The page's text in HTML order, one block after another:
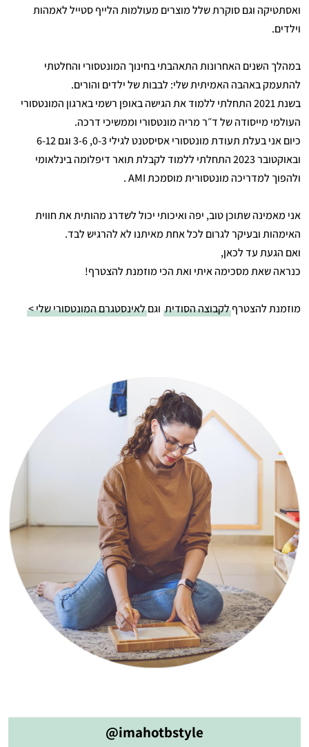
ואסתטיקה וגם סוקרת שלל מוצרים מעולמות הלייף סטייל לאמהות
וילדים.
במהלך השנים האחרונות התאהבתי בחינוך המונטסורי והחלטתי
להתעמק באהבה האמיתית שלי: לבבות של ילדים והורים.
בשנת 2021 התחלתי ללמוד את הגישה באופן רשמי בארגון המונטסורי
העולמי מייסודה של ד״ר מריה מונטסורי וממשיכי דרכה.
כיום אני בעלת תעודת מונטסורי אסיסטנט לגילי 0-3, 3-6 וגם 6-12
ובאוקטובר 2023 התחלתי ללמוד לקבלת תואר דיפלומה בינלאומי
ולהפוך למדריכה מונטסורית מוסמכת AMI .
אני מאמינה שתוכן טוב, יפה ואיכותי יכול לשדרג מהותית את חווית
האימהות ובעיקר לגרום לכל אחת מאיתנו לא להרגיש לבד.
ואם הגעת עד לכאן,
כנראה שאת מסכימה איתי ואת הכי מוזמנת להצטרף!
מוזמנת להצטרףלקבוצה הסודיתוגםלאינסטגרם המונטסורי שלי >
@imahotbstyle